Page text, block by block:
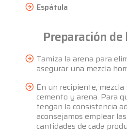
Espátula
Preparación de
Tamiza la arena para
asegurar una mezcla
En un recipiente,
cemento y arena. Para
tengan la consistencia
aconsejamos emplear
cantidades de cada